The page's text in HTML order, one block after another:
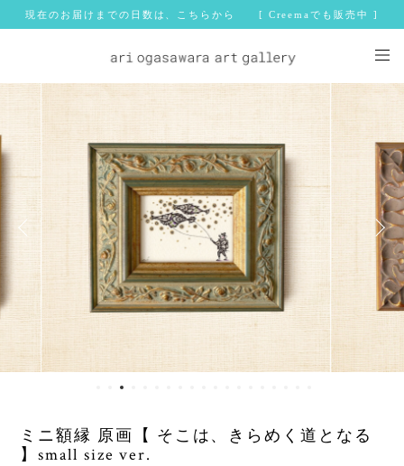
現在のお届けまでの日数は、こちらから [ Creemaでも販売中 ]
ミニ額縁 原画【 そこは、きらめく道となる
】small size ver.